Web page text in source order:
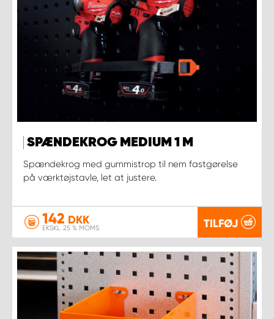
SPÆNDEKROG MEDIUM 1 M
Spændekrog med gummistrop til nem fastgørelse
på værktøjstavle, let at justere.
142 DKK
EKSKL. 25 % MOMS TILFØJ